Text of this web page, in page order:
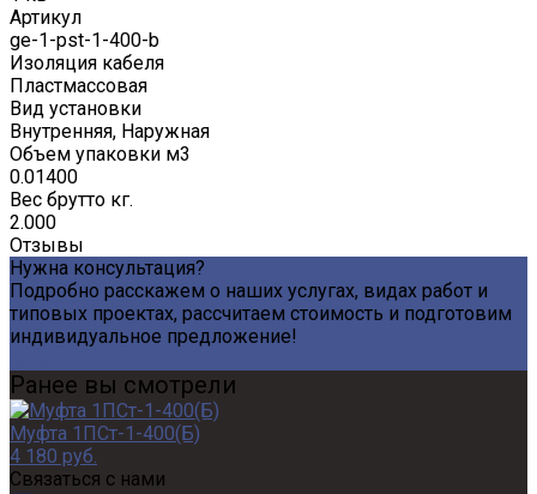
Артикул
ge-1-pst-1-400-b
Изоляция кабеля
Пластмассовая
Вид установки
Внутренняя, Наружная
Объем упаковки м3
0.01400
Вес брутто кг.
2.000
Отзывы
Нужна консультация?
Подробно расскажем о наших услугах, видах работ и
типовых проектах, рассчитаем стоимость и подготовим
индивидуальное предложение!
Ранее вы смотрели
Муфта 1ПСт-1-400(Б)
4 180 руб.
Связаться с нами